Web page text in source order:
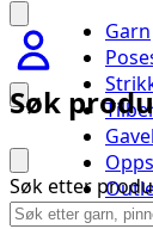
Garn
Søk
Søk etter